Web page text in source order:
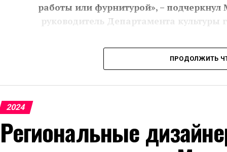
работы или фурнитурой», –
руководитель Департамента
Loom by Rodina
представила коллекцию в стиле коттеджкор.
динамики, флористические мотивы визуально
жемчужные бусы, которые украшали не
ПРОДОЛЖИТЬ
2024
Региональные